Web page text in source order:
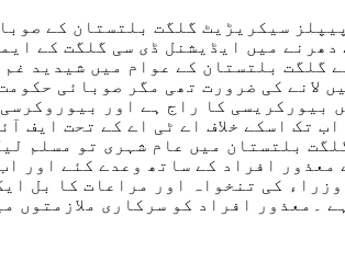
سیکریڑیٹ گلگت بلتستان کے
دھرنے میں ایڈیشنل ڈی سی گلگت کے
گلگت بلتستان کے عوام میں شیدید
لانے کی ضرورت تھی مگر صوبائی
بیورکریسی کا راج ہے اور
تک اسکے خلاف اے ٹی اے کے تحت ایف
بلتستان میں عام شہری تو مسلم
معذور افراد کے ساتھ وعدے کئے اور
وزراء کی تنخواہ اور مراعات کا بل
۔معذور افراد کو سرکاری ملازمتوں